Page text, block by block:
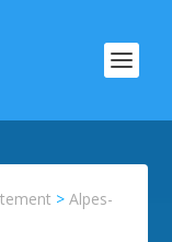
>Alpes-